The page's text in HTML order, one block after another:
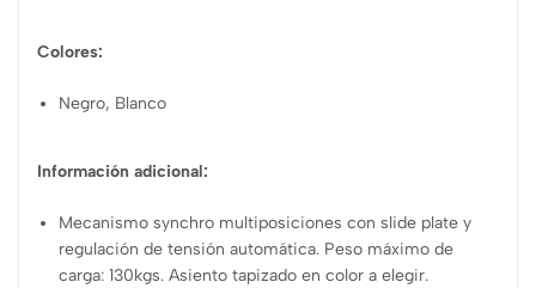
Colores:
Negro, Blanco
Información adicional:
Mecanismo synchro multiposiciones con slide plate y
regulación de tensión automática. Peso máximo de
carga: 130kgs. Asiento tapizado en color a elegir.